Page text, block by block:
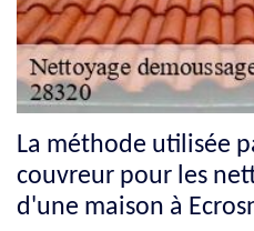
La méthode utilisée
couvreur pour les
d'une maison à